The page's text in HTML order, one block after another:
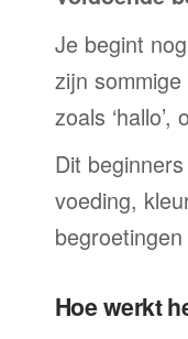
Je begint
zijn
zoals
Dit
voeding,
Hoe werkt